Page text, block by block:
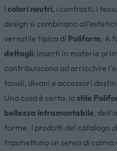
I colori neutri, i contrasti, i
design si combinano
versatile tipica di Poliform. A
dettagli: inserti in materie
contribuiscono ad arricchire
tavoli, divani e accessori
Una cosa è certa: lostile
bellezza intramontabile,
forme. I prodotti del catalogo
trasmettono un senso di